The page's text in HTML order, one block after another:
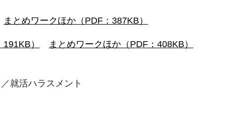
まとめワークほか（PDF：387KB）
） まとめワークほか（PDF：408KB）
就活ハラスメント